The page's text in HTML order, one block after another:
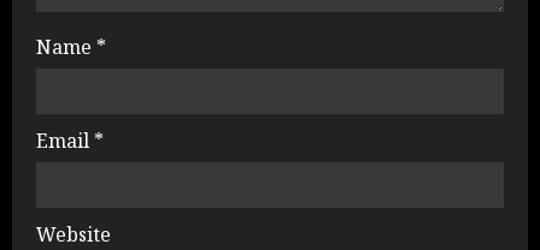
Name *
Email *
Website